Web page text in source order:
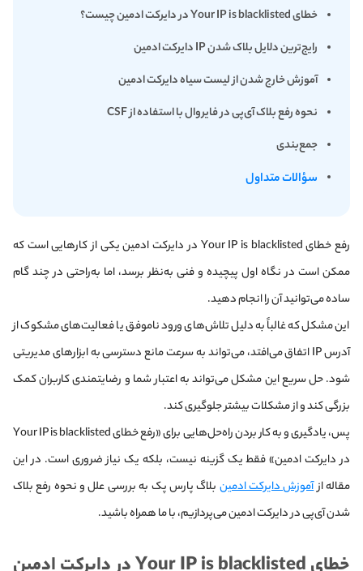
خطای Your IP is blacklisted در دایرکت ادمین چیست؟
رایج‌ترین دلایل بلاک شدن IP دایرکت ادمین
آموزش خارج شدن از لیست سیاه دایرکت ادمین
نحوه رفع بلاک آی‌پی در فایروال با استفاده از CSF
جمع‌بندی
سؤالات متداول
رفع خطای Your IP is blacklisted در دایرکت ادمین یکی از کارهایی‌ است که
ممکن است در نگاه اول پیچیده و فنی به‌نظر برسد، اما به‌راحتی در چند گام
ساده می‌توانید آن را انجام دهید.
این مشکل که غالباً به دلیل تلاش‌های ورود ناموفق یا فعالیت‌های مشکوک از
آدرس IP اتفاق می‌افتد، می‌تواند به سرعت مانع دسترسی به ابزارهای مدیریتی
شود. حل سریع این مشکل می‌تواند به اعتبار شما و رضایتمندی کاربران کمک
بزرگی کند و از مشکلات بیشتر جلوگیری کند.
پس، یادگیری و به کار بردن راه‌حل‌هایی برای «رفع خطای Your IP is blacklisted
در دایرکت ادمین» فقط یک گزینه نیست، بلکه یک نیاز ضروری است. در این
مقاله ازآموزش دایرکت ادمین بلاگ پارس پک به بررسی علل و نحوه رفع بلاک
شدن آی‌پی در دایرکت ادمین می‌پردازیم، با ما همراه باشید.